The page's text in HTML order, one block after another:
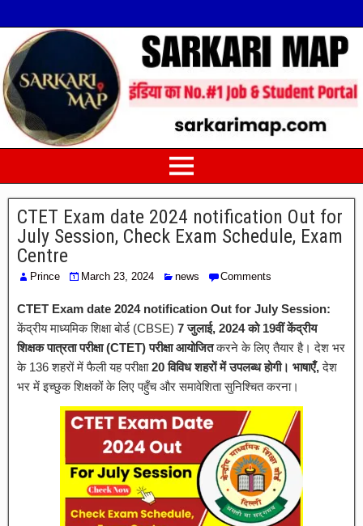
CTET Exam date 2024 notification Out for
July Session, Check Exam Schedule, Exam
Centre
Prince March 23, 2024 news Comments
CTET Exam date 2024 notification Out for July Session:
केंद्रीय माध्यमिक शिक्षा बोर्ड (CBSE) 7 जुलाई, 2024 को 19वीं केंद्रीय
शिक्षक पात्रता परीक्षा (CTET) परीक्षा आयोजितकरने के लिए तैयार है। देश भर
के 136 शहरों में फैली यह परीक्षा20 विविध शहरों में उपलब्ध होगी। भाषाएँ,देश
भर में इच्छुक शिक्षकों के लिए पहुँच और समावेशिता सुनिश्चित करना।